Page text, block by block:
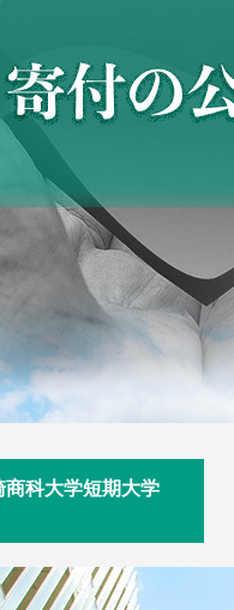
商科大学短期大学